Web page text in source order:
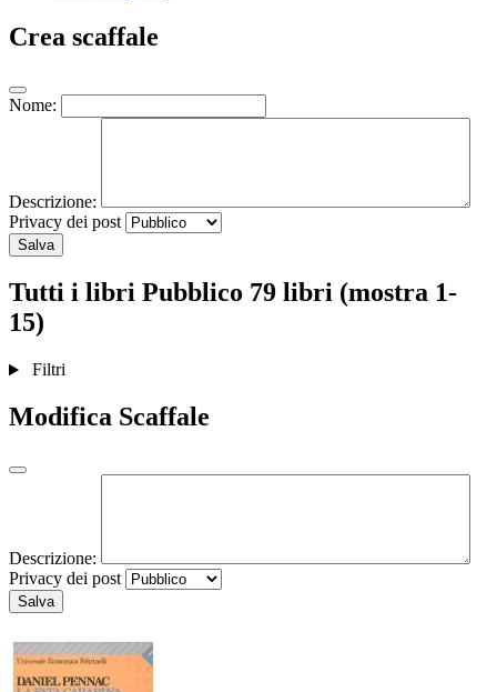
Crea scaffale
Nome:
Descrizione:
Privacy dei post
Salva
Tutti i libri Pubblico 79 libri (mostra 1-
15)
Filtri
Modifica Scaffale
Descrizione:
Privacy dei post
Salva